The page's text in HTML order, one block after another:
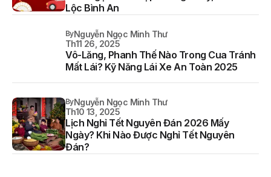
Lộc Bình An
ByNguyễn Ngọc Minh Thư
Th11 26, 2025
Vô-Lăng, Phanh Thế Nào Trong Cua Tránh
Mất Lái? Kỹ Năng Lái Xe An Toàn 2025
ByNguyễn Ngọc Minh Thư
Th10 13, 2025
Lịch Nghỉ Tết Nguyên Đán 2026 Mấy
Ngày? Khi Nào Được Nghỉ Tết Nguyên
Đán?